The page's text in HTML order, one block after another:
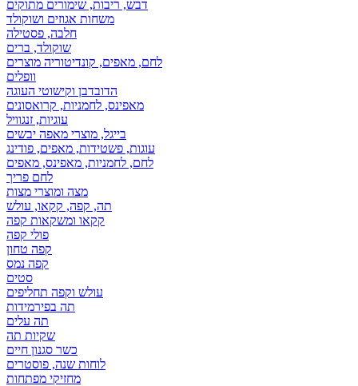
דבש, ריבות, שימורים מתוקים
משחות אגוזים ושוקולד
חלבה, פסטילה
שוקולד, ברים
לחם, מאפים, קונדיטוריה מוצרים
וופלים
הדובדבן וקישוטי העוגה
מאפינס, לחמניות, קרואסונים
עוגיות, זנגוויל
בייגל, מוצרי מאפה יבשים
עוגות, פשטידות, מאפים, פודינג
לחם, לחמניות, מאפינס, מאפים
לחם פריך
מצה ומוצרי מצות
תה, קפה, קקאו, עולש
קקאו ומשקאות קפה
פולי קפה
קפה טחון
קפה נמס
סטים
עולש וקפה תחליפים
תה בפירמידות
תה עלים
שקיות תה
כשר סגנון חיים
לוחות שנה, פוסטרים
מחזיקי מפתחות